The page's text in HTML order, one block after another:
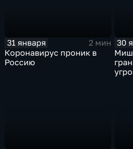
31 января
2 мин
Коронавирус проник в
Россию
30